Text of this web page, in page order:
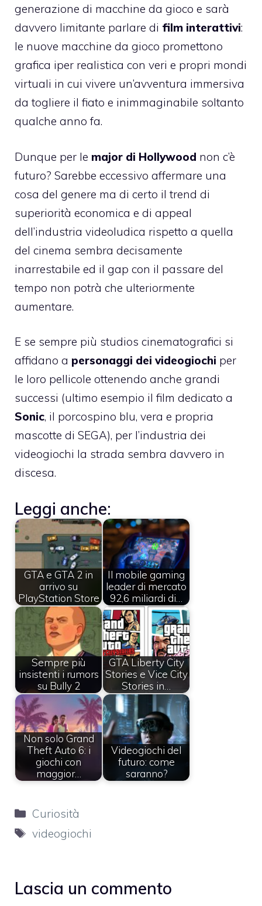
generazione di macchine da gioco e sarà
davvero limitante parlare di film interattivi:
le nuove macchine da gioco promettono
grafica iper realistica con veri e propri mondi
virtuali in cui vivere un’avventura immersiva
da togliere il fiato e inimmaginabile soltanto
qualche anno fa.
Dunque per le major di Hollywood non c’è
futuro? Sarebbe eccessivo affermare una
cosa del genere ma di certo il trend di
superiorità economica e di appeal
dell’industria videoludica rispetto a quella
del cinema sembra decisamente
inarrestabile ed il gap con il passare del
tempo non potrà che ulteriormente
aumentare.
E se sempre più studios cinematografici si
affidano a personaggi dei videogiochi per
le loro pellicole ottenendo anche grandi
successi (ultimo esempio il film dedicato a
Sonic, il porcospino blu, vera e propria
mascotte di SEGA), per l’industria dei
videogiochi la strada sembra davvero in
discesa.
Leggi anche:
GTA e GTA 2 in
arrivo su
PlayStation Store
Il mobile gaming
leader di mercato
92,6 miliardi di…
Sempre più
insistenti i rumors
su Bully 2
GTA Liberty City
Stories e Vice City
Stories in…
Non solo Grand
Theft Auto 6: i
giochi con
maggior…
Videogiochi del
futuro: come
saranno?
Categorie
Curiosità
Tag
videogiochi
Lascia un commento